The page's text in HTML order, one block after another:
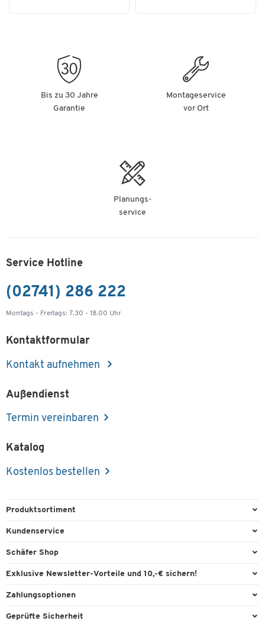
Bis zu 30 Jahre
Garantie
Montageservice
vor Ort
Planungs-
service
Service Hotline
(02741) 286 222
Montags - Freitags: 7.30 - 18.00 Uhr
Kontaktformular
Kontakt aufnehmen
Außendienst
Termin vereinbaren
Katalog
Kostenlos bestellen
Produktsortiment
Büroausstattung
Reinigung & Hygiene
Technik
Kundenservice
Direktbestellung
Kontaktformulare
Lieferinformationen
Schäfer Shop
Services & Leistungen
Exklusive Newsletter-Vorteile und 10,-€ sichern!
Willkommensgutschein
Zahlungsoptionen
Paypal
Geprüfte Sicherheit